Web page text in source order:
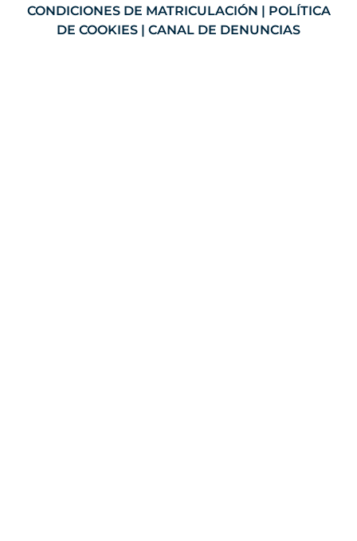
CONDICIONES DE MATRICULACIÓN | POLÍTICA
DE COOKIES | CANAL DE DENUNCIAS